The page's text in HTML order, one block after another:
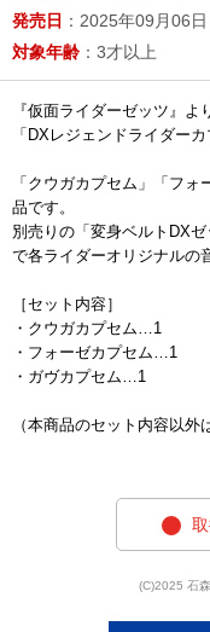
発売日 ：2025年09月06日
対象年齢 ：3才以上
『仮面ライダーゼッツ』よ
「DXレジェンドライダー
「クウガカプセム」「フ
品です。
別売りの「変身ベルトDX
で各ライダーオリジナルの
［セット内容］
・クウガカプセム…1
・フォーゼカプセム…1
・ガヴカプセム…1
（本商品のセット内容以外
(C)2025 石